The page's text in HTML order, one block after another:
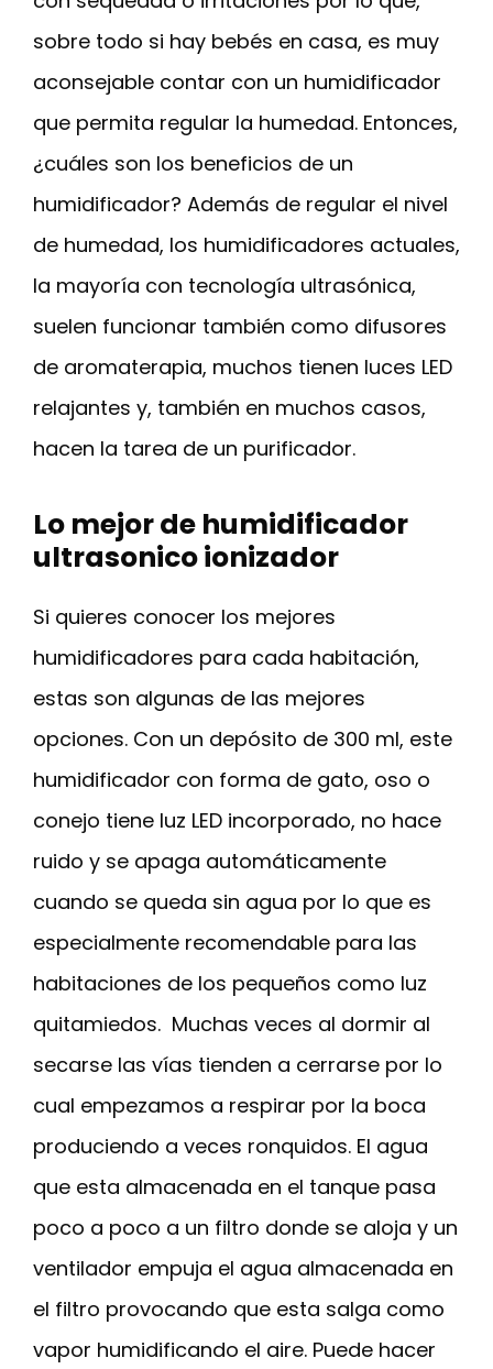
sobre todo si hay bebés en casa, es muy
aconsejable contar con un humidificador
que permita regular la humedad. Entonces,
¿cuáles son los beneficios de un
humidificador? Además de regular el nivel
de humedad, los humidificadores actuales,
la mayoría con tecnología ultrasónica,
suelen funcionar también como difusores
de aromaterapia, muchos tienen luces LED
relajantes y, también en muchos casos,
hacen la tarea de un purificador.
Lo mejor de humidificador
ultrasonico ionizador
Si quieres conocer los mejores
humidificadores para cada habitación,
estas son algunas de las mejores
opciones. Con un depósito de 300 ml, este
humidificador con forma de gato, oso o
conejo tiene luz LED incorporado, no hace
ruido y se apaga automáticamente
cuando se queda sin agua por lo que es
especialmente recomendable para las
habitaciones de los pequeños como luz
quitamiedos. Muchas veces al dormir al
secarse las vías tienden a cerrarse por lo
cual empezamos a respirar por la boca
produciendo a veces ronquidos. El agua
que esta almacenada en el tanque pasa
poco a poco a un filtro donde se aloja y un
ventilador empuja el agua almacenada en
el filtro provocando que esta salga como
vapor humidificando el aire. Puede hacer